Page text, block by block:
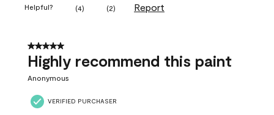
Helpful? (4) (2) Report
5 out of 5 stars.
Highly recommend this paint
Anonymous
VERIFIED PURCHASER